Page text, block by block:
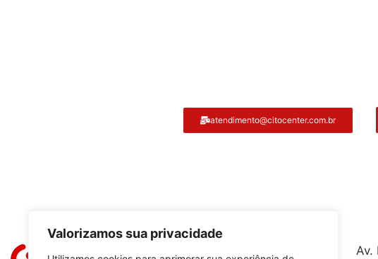
Valorizamos sua privacidade
atendimento@citocenter.com.br
Av.